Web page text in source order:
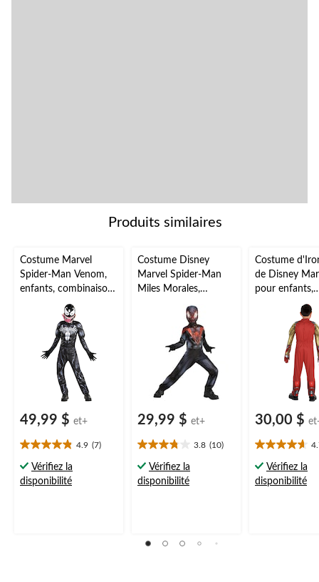
Produits similaires
Costume Marvel
Spider-Man Venom,
enfants, combinaison
rembourrée
noir/blanc avec
masque, choix de
49,99 $ et+
4.9 (7)
4.9
étoile(s)
sur
Vérifiez la
disponibilité
Costume Disney
Marvel Spider-Man
Miles Morales,
enfants, combinaison
noir/rouge avec
masque et gants,
tailles variées
29,99 $ et+
3.8 (10)
3.8
étoile(s)
sur
Vérifiez la
disponibilité
Costume
de Disney
pour enfants,
combinaison
rembourrée
rouge/dorée
masque et
choix de tailles
30,00 $
4.7
étoile(s)
sur
Vérifiez la
disponibilité